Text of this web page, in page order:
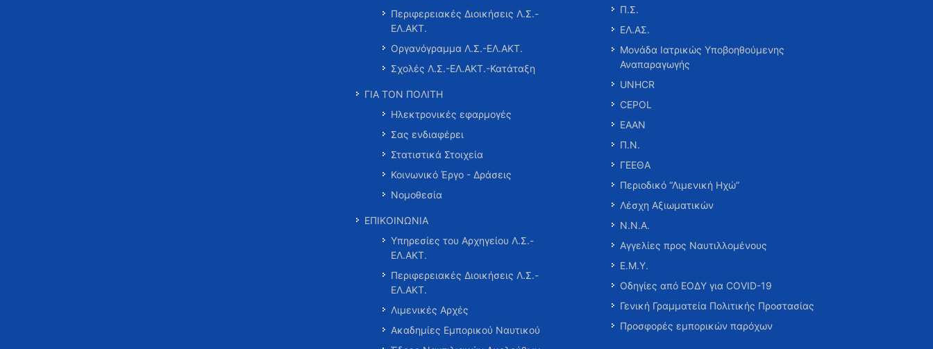
Περιφερειακές Διοικήσεις Λ.Σ.-
ΕΛ.ΑΚΤ.
Οργανόγραμμα Λ.Σ.-ΕΛ.ΑΚΤ.
Σχολές Λ.Σ.-ΕΛ.ΑΚΤ.-Κατάταξη
ΓΙΑ ΤΟΝ ΠΟΛΙΤΗ
Ηλεκτρονικές εφαρμογές
Σας ενδιαφέρει
Στατιστικά Στοιχεία
Κοινωνικό Έργο - Δράσεις
Νομοθεσία
ΕΠΙΚΟΙΝΩΝΙΑ
Υπηρεσίες του Αρχηγείου Λ.Σ.-
ΕΛ.ΑΚΤ.
Περιφερειακές Διοικήσεις Λ.Σ.-
ΕΛ.ΑΚΤ.
Λιμενικές Αρχές
Ακαδημίες Εμπορικού Ναυτικού
Π.Σ.
ΕΛ.ΑΣ.
Μονάδα Ιατρικώς Υποβοηθούμενης
Αναπαραγωγής
UNHCR
CEPOL
ΕΑΑΝ
Π.Ν.
ΓΕΕΘΑ
Περιοδικό “Λιμενική Ηχώ”
Λέσχη Αξιωματικών
Ν.Ν.Α.
Αγγελίες προς Ναυτιλλομένους
Ε.Μ.Υ.
Οδηγίες από ΕΟΔΥ για COVID-19
Γενική Γραμματεία Πολιτικής Προστασίας
Προσφορές εμπορικών παρόχων